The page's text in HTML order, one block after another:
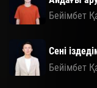
Бейімбет
Сені
Бейімбет